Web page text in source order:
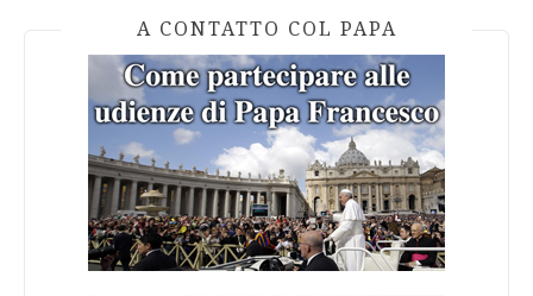
A CONTATTO COL PAPA